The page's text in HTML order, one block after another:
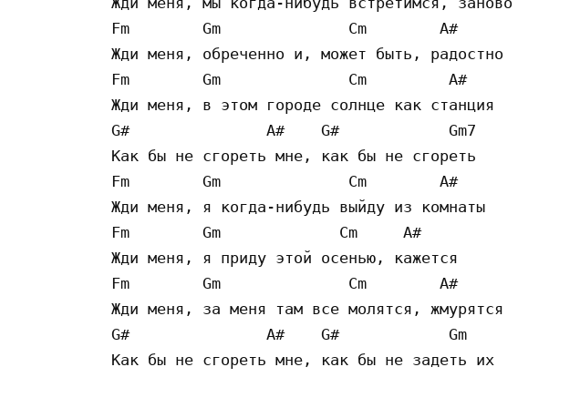
Fm        Gm              Cm        A#
Жди меня, обреченно и, может быть, радостно
Fm        Gm              Cm         A#
Жди меня, в этом городе солнце как станция
G#               A#    G#            Gm7
Как бы не сгореть мне, как бы не сгореть
Fm        Gm              Cm        A#
Жди меня, я когда-нибудь выйду из комнаты
Fm        Gm             Cm     A#
Жди меня, я приду этой осенью, кажется
Fm        Gm              Cm        A#
Жди меня, за меня там все молятся, жмурятся
G#               A#    G#            Gm
Как бы не сгореть мне, как бы не задеть их